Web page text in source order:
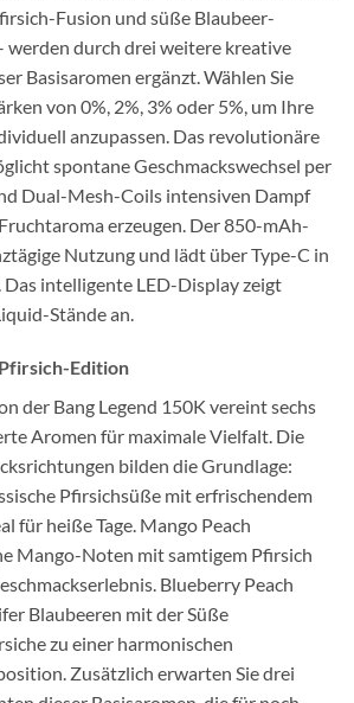
Fusion und süße Blaubeer-
werden durch drei weitere kreative
Basisaromen ergänzt. Wählen Sie
von 0%, 2%, 3% oder 5%, um Ihre
anzupassen. Das revolutionäre
spontane Geschmackswechsel per
Dual-Mesh-Coils intensiven Dampf
erzeugen. Der 850-mAh-
Nutzung und lädt über Type-C in
intelligente LED-Display zeigt
Stände an.
Edition
der Bang Legend 150K vereint sechs
Aromen für maximale Vielfalt. Die
bilden die Grundlage:
Pfirsichsüße mit erfrischendem
für heiße Tage. Mango Peach
Mango-Noten mit samtigem Pfirsich
Blueberry Peach
Blaubeeren mit der Süße
zu einer harmonischen
Zusätzlich erwarten Sie drei